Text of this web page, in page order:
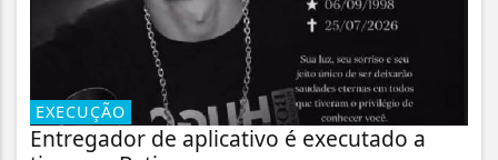
EXECUÇÃO
Entregador de aplicativo é executado a